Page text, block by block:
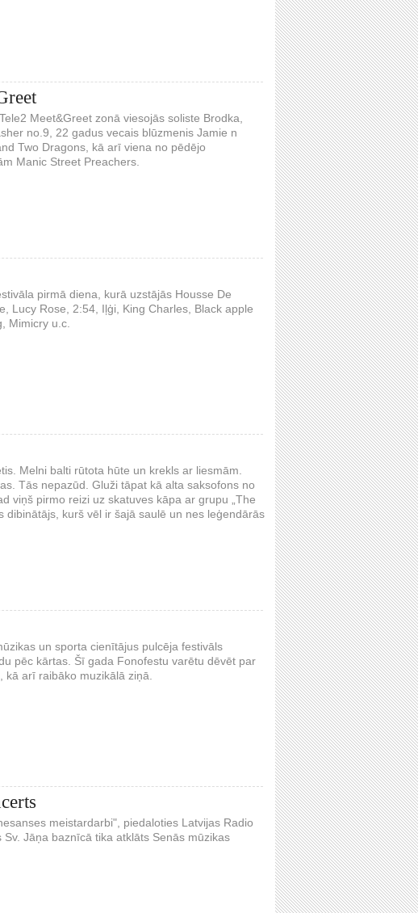
Meet&Greet zonā viesojās soliste Brodka,
no.9, 22 gadus vecais blūzmenis Jamie n
Two Dragons, kā arī viena no pēdējo
Manic Street Preachers.
pirmā diena, kurā uzstājās Housse De
Lucy Rose, 2:54, Iļģi, King Charles, Black apple
Mimicry u.c.
Melni balti rūtota hūte un krekls ar liesmām.
Tās nepazūd. Gluži tāpat kā alta saksofons no
viņš pirmo reizi uz skatuves kāpa ar grupu „The
dibinātājs, kurš vēl ir šajā saulē un nes leģendārās
un sporta cienītājus pulcēja festivāls
pēc kārtas. Šī gada Fonofestu varētu dēvēt par
arī raibāko muzikālā ziņā.
meistardarbi", piedaloties Latvijas Radio
Jāņa baznīcā tika atklāts Senās mūzikas